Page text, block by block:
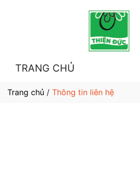
TRANG CHỦ
Trang chủ / Thông tin liên hệ